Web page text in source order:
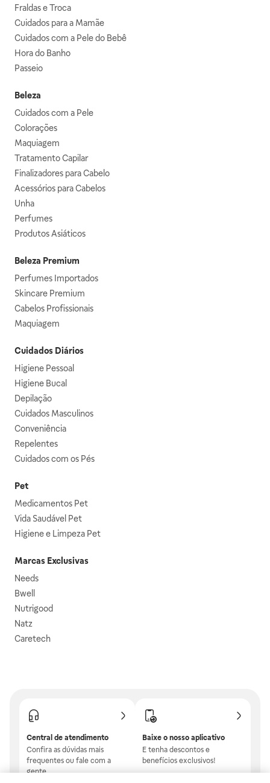
Fraldas e Troca
Cuidados para a Mamãe
Cuidados com a Pele do Bebê
Hora do Banho
Passeio
Beleza
Cuidados com a Pele
Colorações
Maquiagem
Tratamento Capilar
Finalizadores para Cabelo
Acessórios para Cabelos
Unha
Perfumes
Produtos Asiáticos
Beleza Premium
Perfumes Importados
Skincare Premium
Cabelos Profissionais
Maquiagem
Cuidados Diários
Higiene Pessoal
Higiene Bucal
Depilação
Cuidados Masculinos
Conveniência
Repelentes
Cuidados com os Pés
Pet
Medicamentos Pet
Vida Saudável Pet
Higiene e Limpeza Pet
Marcas Exclusivas
Needs
Bwell
Nutrigood
Natz
Caretech
Central de atendimento
Confira as dúvidas mais
frequentes ou fale com a
gente.
Baixe o nosso aplicativo
E tenha descontos e
benefícios exclusivos!